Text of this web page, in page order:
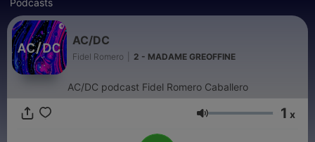
Podcasts
AC/DC
Fidel Romero 2 - MADAME GREOFFINE
AC/DC podcast Fidel Romero Caballero
Lautstärke 1 x